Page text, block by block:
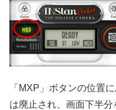
「MXP」ボタンの位置
は廃止され、画面下半